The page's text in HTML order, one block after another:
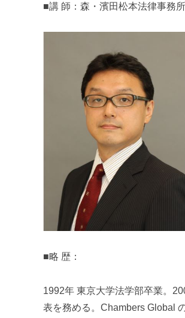
■講 師：森・濱田松本法律事務
■略 歴：
1992年 東京大学法学部卒業。
表を務める。 Chambers Global